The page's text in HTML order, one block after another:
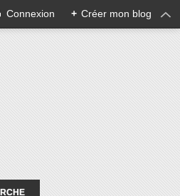
Connexion + Créer mon blog